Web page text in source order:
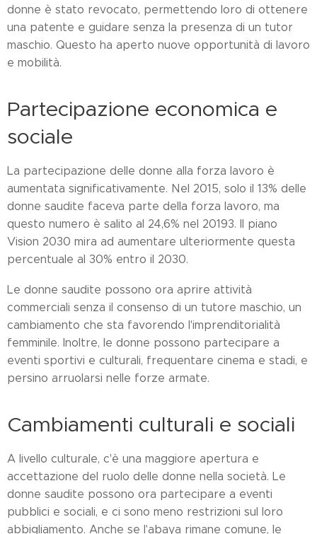
donne è stato revocato, permettendo loro di ottenere
una patente e guidare senza la presenza di un tutor
maschio. Questo ha aperto nuove opportunità di lavoro
e mobilità.
Partecipazione economica e
sociale
La partecipazione delle donne alla forza lavoro è
aumentata significativamente. Nel 2015, solo il 13% delle
donne saudite faceva parte della forza lavoro, ma
questo numero è salito al 24,6% nel 20193. Il piano
Vision 2030 mira ad aumentare ulteriormente questa
percentuale al 30% entro il 2030.
Le donne saudite possono ora aprire attività
commerciali senza il consenso di un tutore maschio, un
cambiamento che sta favorendo l'imprenditorialità
femminile. Inoltre, le donne possono partecipare a
eventi sportivi e culturali, frequentare cinema e stadi, e
persino arruolarsi nelle forze armate.
Cambiamenti culturali e sociali
A livello culturale, c'è una maggiore apertura e
accettazione del ruolo delle donne nella società. Le
donne saudite possono ora partecipare a eventi
pubblici e sociali, e ci sono meno restrizioni sul loro
abbigliamento. Anche se l'abaya rimane comune, le